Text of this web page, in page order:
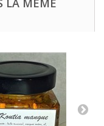
LA MÊME